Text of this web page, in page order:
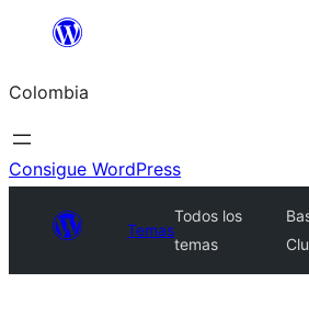
Saltar
contenido
Colombia
Consigue WordPress
Temas
Todos los
temas